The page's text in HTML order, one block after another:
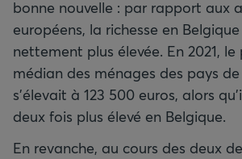
bonne nouvelle : par rapport aux
européens, la richesse en
nettement plus élevée. En 2021,
médian des ménages des pays
s’élevait à 123 500 euros, alors
deux fois plus élevé en Belgique.
En revanche, au cours des deux